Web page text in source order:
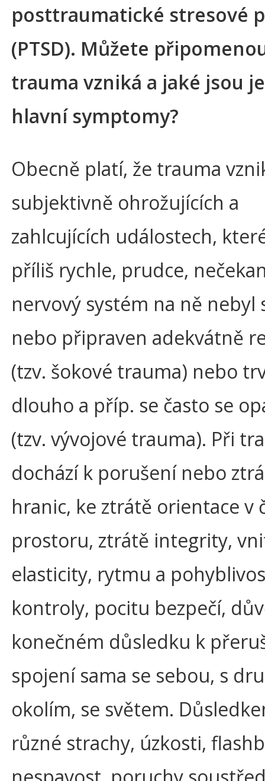
posttraumatické stresové
(PTSD). Můžete
trauma vzniká a jaké jsou
hlavní symptomy?
Obecně platí, že trauma
subjektivně ohrožujících a
zahlcujících událostech,
příliš rychle, prudce,
nervový systém na ně nebyl
nebo připraven adekvátně
(tzv. šokové trauma) nebo
dlouho a příp. se často se
(tzv. vývojové trauma). Při
dochází k porušení nebo
hranic, ke ztrátě orientace v
prostoru, ztrátě integrity,
elasticity, rytmu a
kontroly, pocitu bezpečí,
konečném důsledku k
spojení sama se sebou, s
okolím, se světem.
různé strachy, úzkosti,